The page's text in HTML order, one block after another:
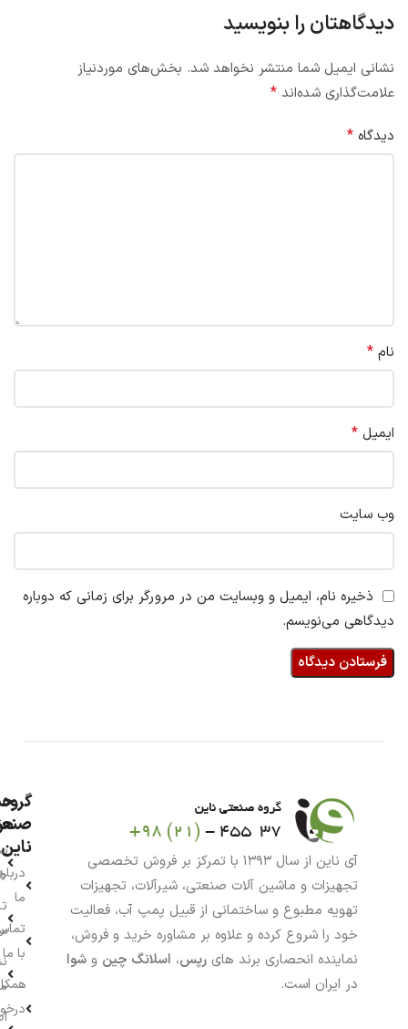
دیدگاهتان را بنویسید
نشانی ایمیل شما منتشر نخواهد شد. بخش‌های موردنیاز
علامت‌گذاری شده‌اند *
دیدگاه *
نام *
ایمیل *
وب‌ سایت
ذخیره نام، ایمیل و وبسایت من در مرورگر برای زمانی که دوباره
دیدگاهی می‌نویسم.
آی ناین از سال ۱۳۹۳ با تمرکز بر فروش تخصصی
تجهیزات و ماشین آلات صنعتی، شیرآلات، تجهیزات
تهویه مطبوع و ساختمانی از قبیل پمپ آب، فعالیت
خود را شروع کرده و علاوه بر مشاوره خرید و فروش،
نماینده انحصاری برند های رپس، اسلانگ چین و شوا
در ایران است.
گروه
ناین
ما
با ما